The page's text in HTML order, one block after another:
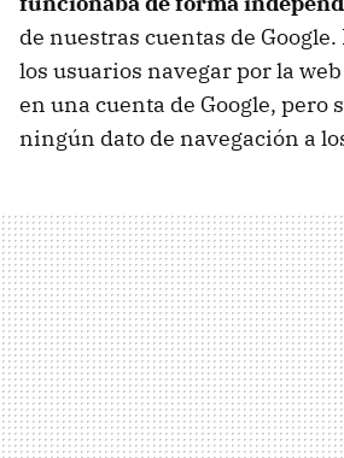
de nuestras cuentas de
los usuarios navegar por la
en una cuenta de Google, pero
ningún dato de navegación a